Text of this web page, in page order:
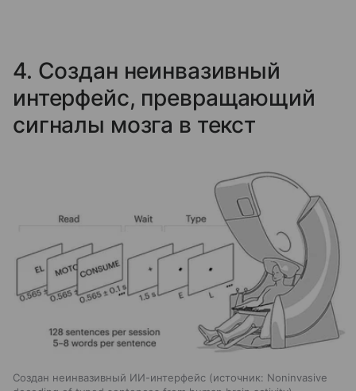
4. Создан неинвазивный
интерфейс, превращающий
сигналы мозга в текст
Создан неинвазивный ИИ-интерфейс источник: Noninvasive